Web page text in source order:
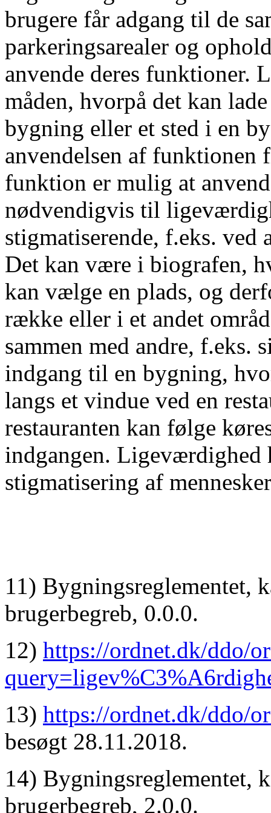
brugere får adgang til de
parkeringsarealer og
anvende deres funktioner.
måden, hvorpå det kan
bygning eller et sted i en
anvendelsen af funktionen
funktion er mulig at
nødvendigvis til
stigmatiserende, f.eks.
Det kan være i biografen,
kan vælge en plads, og
række eller i et andet
sammen med andre, f.eks.
indgang til en bygning,
langs et vindue ved en
restauranten kan følge
indgangen. Ligeværdighed
stigmatisering af
11) Bygningsreglementet,
brugerbegreb, 0.0.0.
12) https://ordnet.dk/ddo/
13) https://ordnet.dk/ddo/
besøgt 28.11.2018.
14) Bygningsreglementet,
brugerbegreb, 2.0.0.